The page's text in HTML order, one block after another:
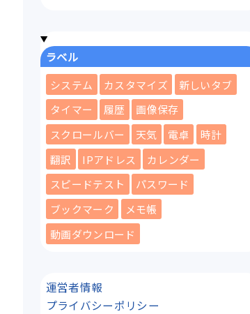
ラベル
システム カスタマイズ
新しいタブ
タイマー
履歴
画像保存
スクロールバー
天気 電卓
時計
翻訳
IPアドレス
カレンダー
スピードテスト
パスワード
ブックマーク
メモ帳
動画ダウンロード
運営者情報
プライバシーポリシー